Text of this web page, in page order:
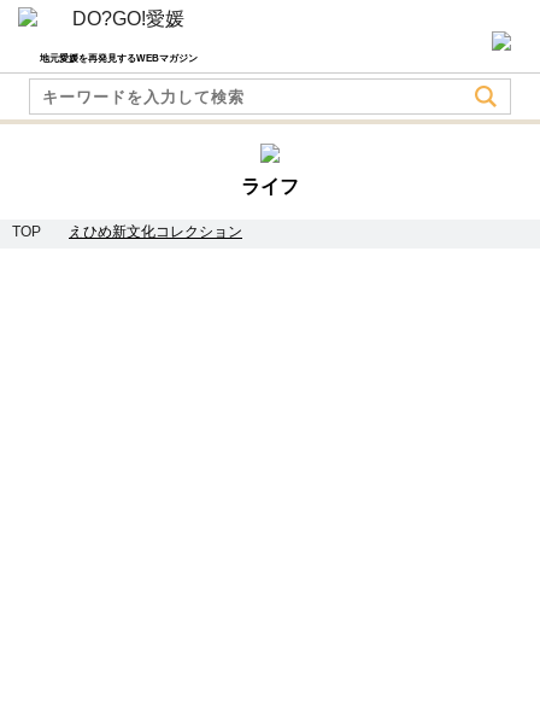
地元愛媛を再発見するWEBマガジン
ライフ
TOP えひめ新文化コレクション